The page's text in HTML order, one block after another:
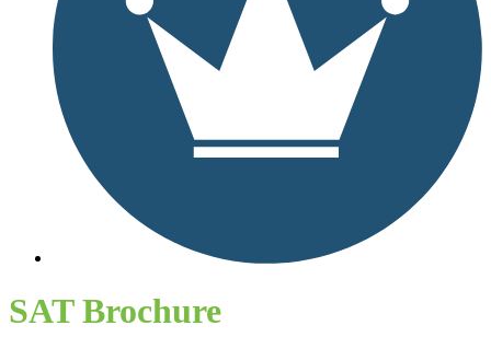
SAT Brochure